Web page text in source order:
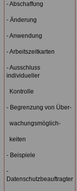
- Abschaffung
- Änderung
- Anwendung
- Arbeitszeitkarten
- Ausschluss
individueller
Kontrolle
- Begrenzung von Über-
wachungsmöglich-
keiten
- Beispiele
-
Datenschutzbeauftragter